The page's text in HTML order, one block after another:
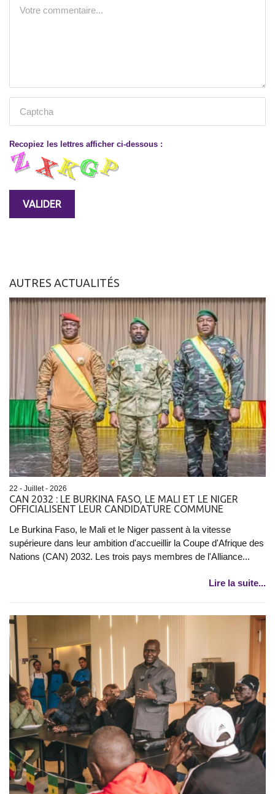
Recopiez les lettres afficher ci-dessous :
AUTRES ACTUALITÉS
22 - Juillet - 2026
CAN 2032 : LE BURKINA FASO, LE MALI ET LE NIGER
OFFICIALISENT LEUR CANDIDATURE COMMUNE
Le Burkina Faso, le Mali et le Niger passent à la vitesse
supérieure dans leur ambition d'accueillir la Coupe d'Afrique des
Nations (CAN) 2032. Les trois pays membres de l'Alliance...
Lire la suite...